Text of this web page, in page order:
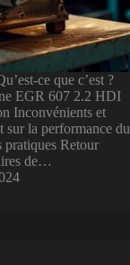
ce que c’est ?
EGR 607 2.2 HDI
Inconvénients et
sur la performance du
pratiques Retour
de…